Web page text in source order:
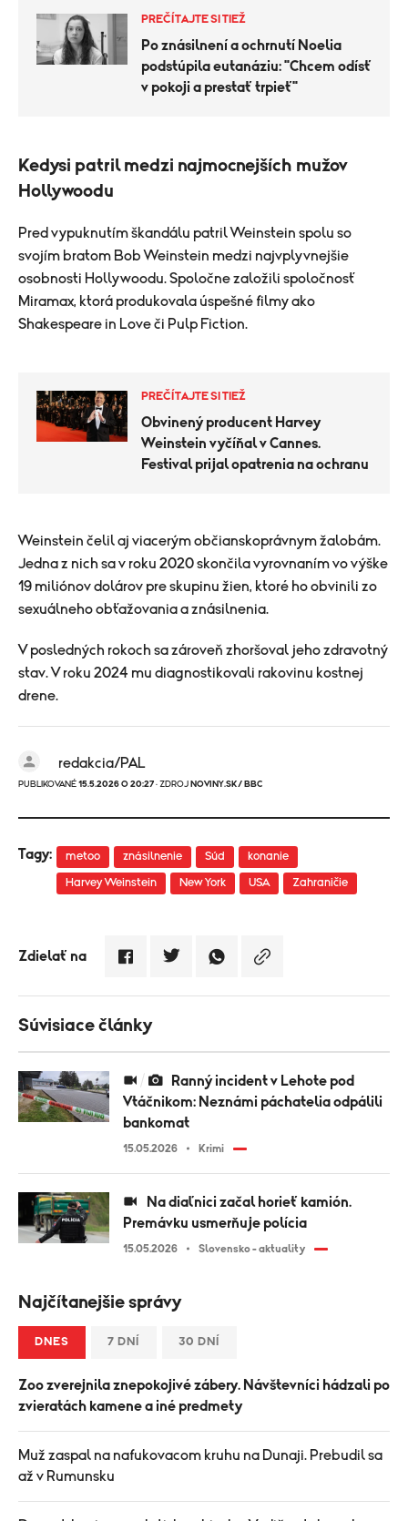
PREČÍTAJTE SI TIEŽ
Po znásilnení a ochrnutí Noelia
podstúpila eutanáziu: "Chcem odísť
v pokoji a prestať trpieť"
Kedysi patril medzi najmocnejších mužov
Hollywoodu
Pred vypuknutím škandálu patril Weinstein spolu so
svojím bratom Bob Weinstein medzi najvplyvnejšie
osobnosti Hollywoodu. Spoločne založili spoločnosť
Miramax, ktorá produkovala úspešné filmy ako
Shakespeare in Love či Pulp Fiction.
PREČÍTAJTE SI TIEŽ
Obvinený producent Harvey
Weinstein vyčíňal v Cannes.
Festival prijal opatrenia na ochranu
Weinstein čelil aj viacerým občianskoprávnym žalobám.
Jedna z nich sa v roku 2020 skončila vyrovnaním vo výške
19 miliónov dolárov pre skupinu žien, ktoré ho obvinili zo
sexuálneho obťažovania a znásilnenia.
V posledných rokoch sa zároveň zhoršoval jeho zdravotný
stav. V roku 2024 mu diagnostikovali rakovinu kostnej
drene.
redakcia/PAL
PUBLIKOVANÉ 15.5.2026 O 20:27 · ZDROJ NOVINY.SK/ BBC
Tagy: metoo znásilnenie Súd konanie
Harvey Weinstein New York USA Zahraničie
Zdielať na
Súvisiace články
Vtáčnikom: Neznámi páchatelia odpálili
bankomat
15.05.2026 Krimi
Premávku usmerňuje polícia
15.05.2026 Slovensko - aktuality
Najčítanejšie správy
DNES 7 DNÍ 30 DNÍ
Zoo zverejnila znepokojivé zábery. Návštevníci hádzali po
zvieratách kamene a iné predmety
Muž zaspal na nafukovacom kruhu na Dunaji. Prebudil sa
až v Rumunsku